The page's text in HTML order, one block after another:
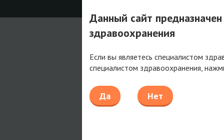
Данный сайт
здравоохранения
Если вы являетесь специалистом
специалистом здравоохранения,
Да Нет